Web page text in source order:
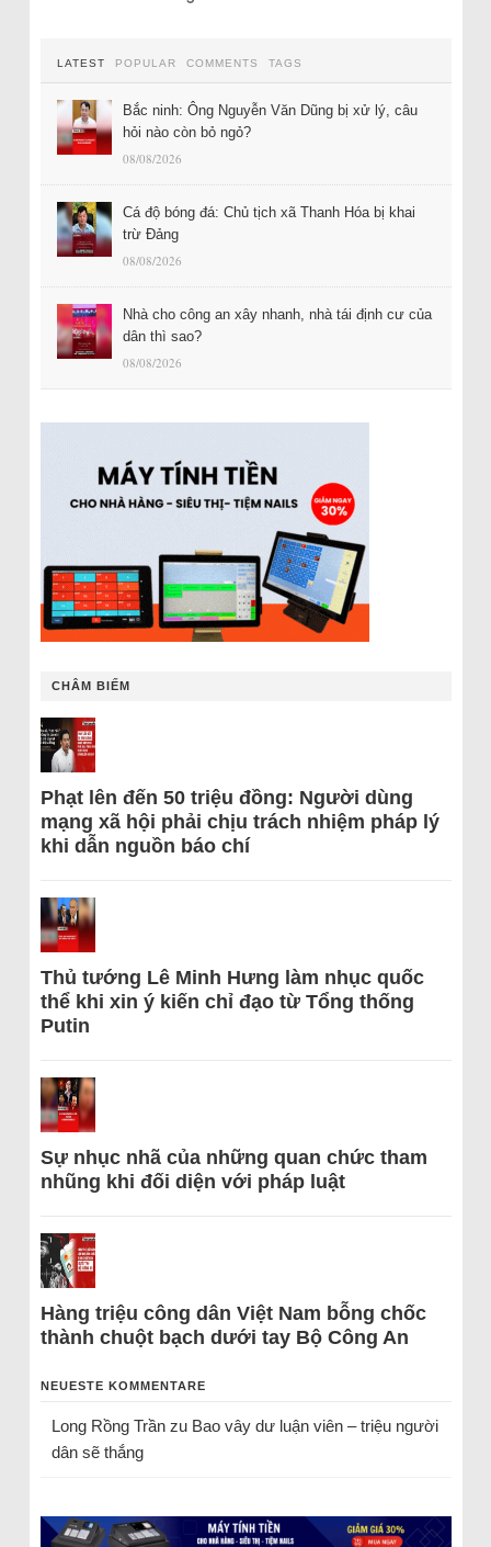
LATEST POPULAR COMMENTS TAGS
Bắc ninh: Ông Nguyễn Văn Dũng bị xử lý, câu
hỏi nào còn bỏ ngỏ?
08/08/2026
Cá độ bóng đá: Chủ tịch xã Thanh Hóa bị khai
trừ Đảng
08/08/2026
Nhà cho công an xây nhanh, nhà tái định cư của
dân thì sao?
08/08/2026
CHÂM BIẾM
Phạt lên đến 50 triệu đồng: Người dùng
mạng xã hội phải chịu trách nhiệm pháp lý
khi dẫn nguồn báo chí
Thủ tướng Lê Minh Hưng làm nhục quốc
thể khi xin ý kiến chỉ đạo từ Tổng thống
Putin
Sự nhục nhã của những quan chức tham
nhũng khi đối diện với pháp luật
Hàng triệu công dân Việt Nam bỗng chốc
thành chuột bạch dưới tay Bộ Công An
NEUESTE KOMMENTARE
Long Rồng Trầnzu Bao vây dư luận viên – triệu người
dân sẽ thắng